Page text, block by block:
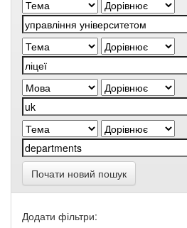
Почати новий пошук
Додати фільтри: